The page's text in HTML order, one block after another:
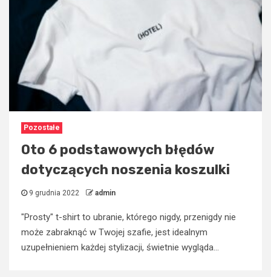
Pozostałe
Oto 6 podstawowych błędów
dotyczących noszenia koszulki
9 grudnia 2022 admin
"Prosty" t-shirt to ubranie, którego nigdy, przenigdy nie
może zabraknąć w Twojej szafie, jest idealnym
uzupełnieniem każdej stylizacji, świetnie wygląda...